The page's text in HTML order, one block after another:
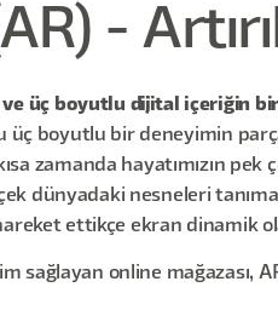
-
üç boyutlu dijital içeriğin
üç boyutlu bir deneyimin
zamanda hayatımızın
dünyadaki nesneleri
ettikçe ekran dinamik
sağlayan online